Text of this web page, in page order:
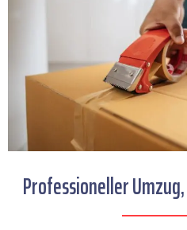
Professioneller